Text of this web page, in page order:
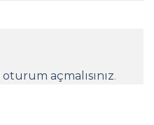
oturum açmalısınız.